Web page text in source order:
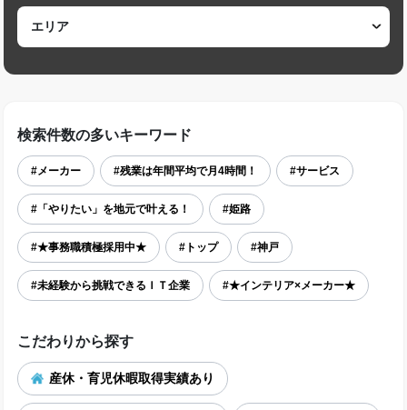
検索件数の多いキーワード
#メーカー #残業は年間平均で月4時間！ #サービス
#「やりたい」を地元で叶える！ #姫路
#★事務職積極採用中★ #トップ #神戸
#未経験から挑戦できるＩＴ企業 #★インテリア×メーカー★
こだわりから探す
産休・育児休暇取得実績あり